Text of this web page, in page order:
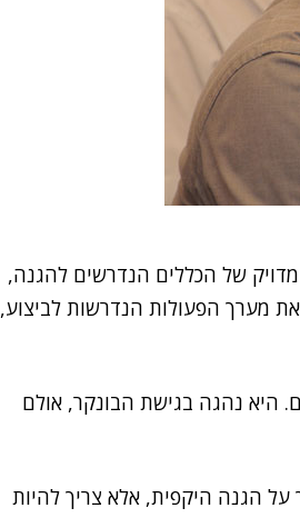
מדויק של הכללים הנדרשים להגנה,
מערך הפעולות הנדרשות לביצוע,
היא נהגה בגישת הבונקר, אולם
על הגנה היקפית, אלא צריך להיות